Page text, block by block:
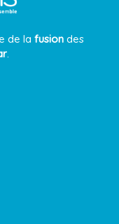
de la fusion des